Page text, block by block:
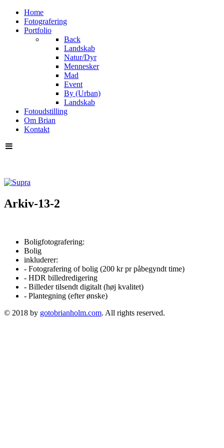
Home
Fotografering
Portfolio
Back
Landskab
Natur/Dyr
Mennesker
Mad
Event
By (Urban)
Landskab
Fotoudstilling
Om Brian
Kontakt
Arkiv-13-2
Boligfotografering:
Bolig
inkluderer:
- Fotografering of bolig (200 kr pr påbegyndt time)
- HDR billedredigering
- Billeder tilsendt digitalt (høj kvalitet)
- Plantegning (efter ønske)
© 2018 by gotobrianholm.com. All rights reserved.